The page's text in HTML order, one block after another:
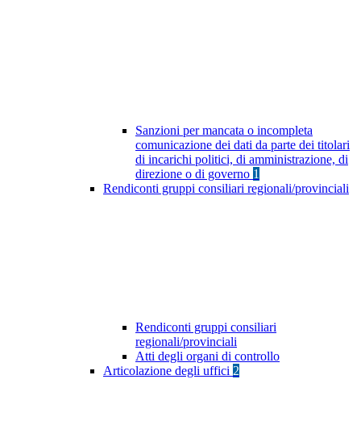
Sanzioni per mancata o incompleta
comunicazione dei dati da parte dei titolari
di incarichi politici, di amministrazione, di
direzione o di governo 1
Rendiconti gruppi consiliari regionali/provinciali
Rendiconti gruppi consiliari
regionali/provinciali
Atti degli organi di controllo
Articolazione degli uffici 2